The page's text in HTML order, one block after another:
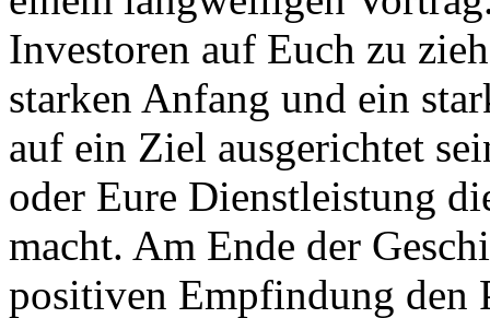
Investoren auf Euch zu
starken Anfang und ein
auf ein Ziel ausgerichtet
oder Eure Dienstleistung
macht. Am Ende der
positiven Empfindung den